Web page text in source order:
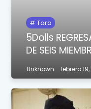
Tara
5Dolls
DE SEIS
Unknown febrero 19,